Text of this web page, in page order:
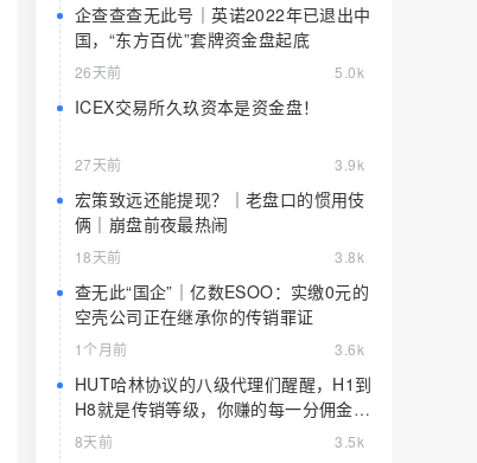
企查查查无此号｜英诺2022年已退出中
国，“东方百优”套牌资金盘起底
26天前 5.0k
ICEX交易所久玖资本是资金盘！
27天前 3.9k
宏策致远还能提现？｜老盘口的惯用伎
俩｜崩盘前夜最热闹
18天前 3.8k
查无此“国企”｜亿数ESOO：实缴0元的
空壳公司正在继承你的传销罪证
1个月前 3.6k
HUT哈林协议的八级代理们醒醒，H1到
H8就是传销等级，你赚的每一分佣金都
是赃款
8天前 3.5k